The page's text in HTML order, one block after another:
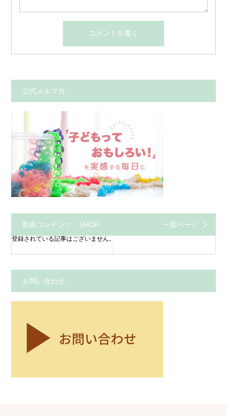
公式メルマガ
動画コンテンツ SHOP 一覧ページ
登録されている記事はございません。
お問い合わせ